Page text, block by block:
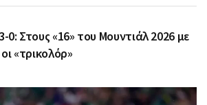
0: Στους «16» του Μουντιάλ 2026 με
«τρικολόρ»